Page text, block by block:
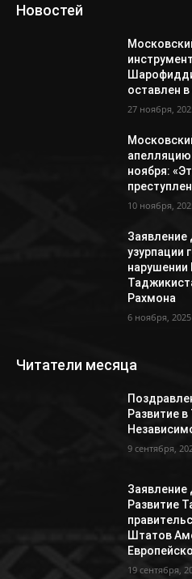
Новостей
оставлен
27 ноября,
ноября:
10 ноября,
узурпации
нарушении
Рахмона
6 ноября, 2025
Читатели месяца
Развитие
9 сентября,
Развитие
Штатов
19 сентября,